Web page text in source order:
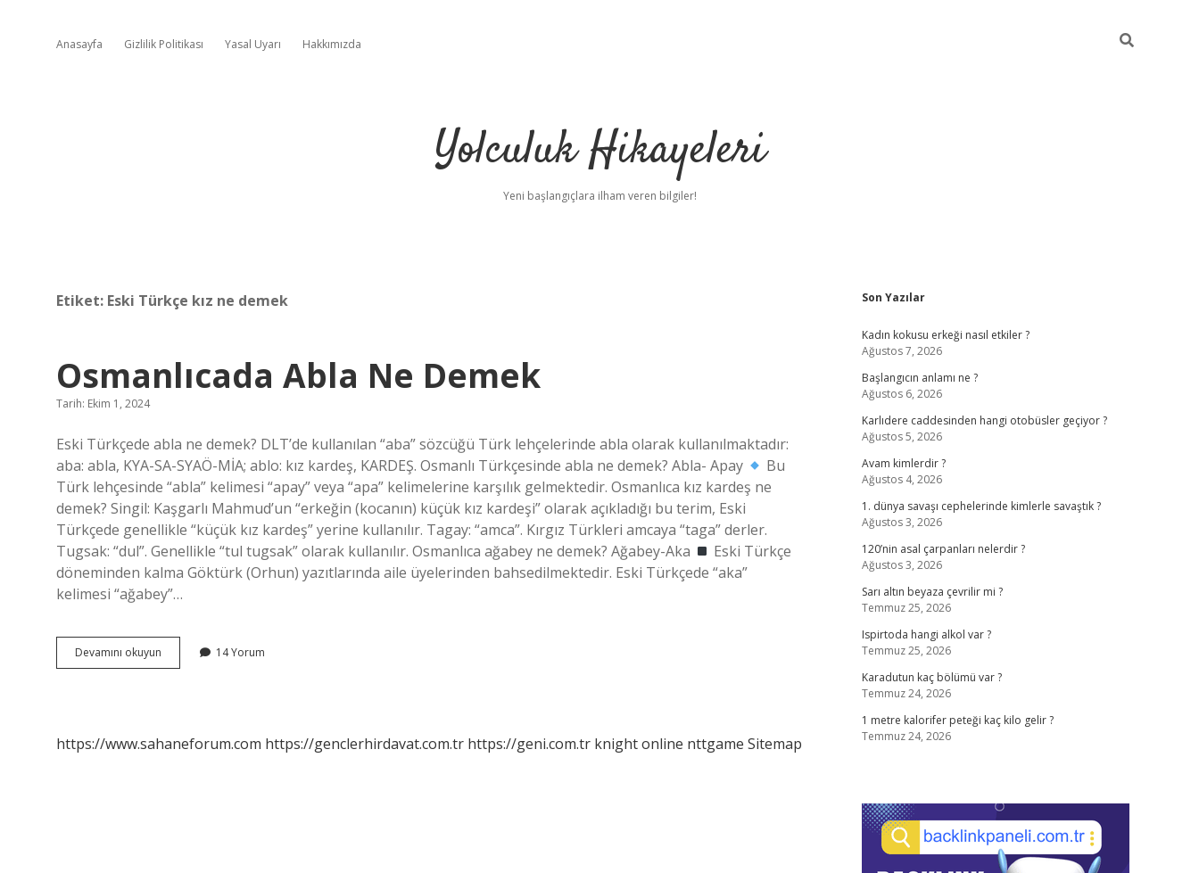
Anasayfa Gizlilik Politikası Yasal Uyarı Hakkımızda
Yolculuk Hikayeleri
Yeni başlangıçlara ilham veren bilgiler!
Etiket: Eski Türkçe kız ne demek
Osmanlıcada Abla Ne Demek
Tarih: Ekim 1, 2024
Eski Türkçede abla ne demek? DLT’de kullanılan “aba” sözcüğü Türk lehçelerinde abla olarak kullanılmaktadır:
aba: abla, KYA-SA-SYAÖ-MİA; ablo: kız kardeş, KARDEŞ. Osmanlı Türkçesinde abla ne demek? Abla- Apay
Bu
Türk lehçesinde “abla” kelimesi “apay” veya “apa” kelimelerine karşılık gelmektedir. Osmanlıca kız kardeş ne
demek? Singil: Kaşgarlı Mahmud’un “erkeğin (kocanın) küçük kız kardeşi” olarak açıkladığı bu terim, Eski
Türkçede genellikle “küçük kız kardeş” yerine kullanılır. Tagay: “amca”. Kırgız Türkleri amcaya “taga” derler.
Tugsak: “dul”. Genellikle “tul tugsak” olarak kullanılır. Osmanlıca ağabey ne demek? Ağabey-Aka
Eski Türkçe
döneminden kalma Göktürk (Orhun) yazıtlarında aile üyelerinden bahsedilmektedir. Eski Türkçede “aka”
kelimesi “ağabey”…
Devamını okuyun Osmanlıcada
Abla
14 Yorum
https://www.sahaneforum.com https://genclerhirdavat.com.tr https://geni.com.tr knight online nttgame Sitemap
Sidebar
Son Yazılar
Kadın kokusu erkeği nasıl etkiler ?
Ağustos 7, 2026
Başlangıcın anlamı ne ?
Ağustos 6, 2026
Karlıdere caddesinden hangi otobüsler geçiyor ?
Ağustos 5, 2026
Avam kimlerdir ?
Ağustos 4, 2026
1. dünya savaşı cephelerinde kimlerle savaştık ?
Ağustos 3, 2026
120’nin asal çarpanları nelerdir ?
Ağustos 3, 2026
Sarı altın beyaza çevrilir mi ?
Temmuz 25, 2026
Ispirtoda hangi alkol var ?
Temmuz 25, 2026
Karadutun kaç bölümü var ?
Temmuz 24, 2026
1 metre kalorifer peteği kaç kilo gelir ?
Temmuz 24, 2026
betexper giriş